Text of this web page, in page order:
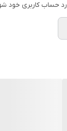
اکثر افراد
حساب کاربری خود